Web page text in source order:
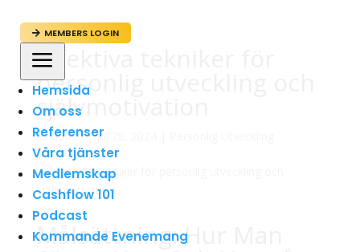
 MEMBERS LOGIN
a
Hemsida
Om oss
Referenser
Våra tjänster
Medlemskap
Cashflow 101
Podcast
Kommande Evenemang
Effektiva tekniker för
personlig utveckling och
självmotivation
avadmin|jul 28, 2024
Målsättning: Hur Man